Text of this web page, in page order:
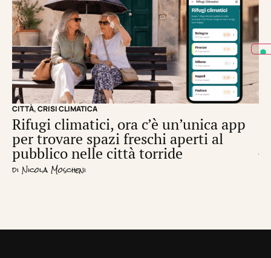
CITTÀ,CRISI CLIMATICA
Rifugi climatici, ora c’è un’unica app
per trovare spazi freschi aperti al
pubblico nelle città torride
di Nicola Moscheni